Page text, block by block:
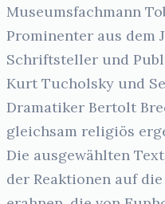
Museumsfachmann
Prominenter aus dem
Schriftsteller und
Kurt Tucholsky und
Dramatiker Bertolt
gleichsam religiös
Die ausgewählten
der Reaktionen auf